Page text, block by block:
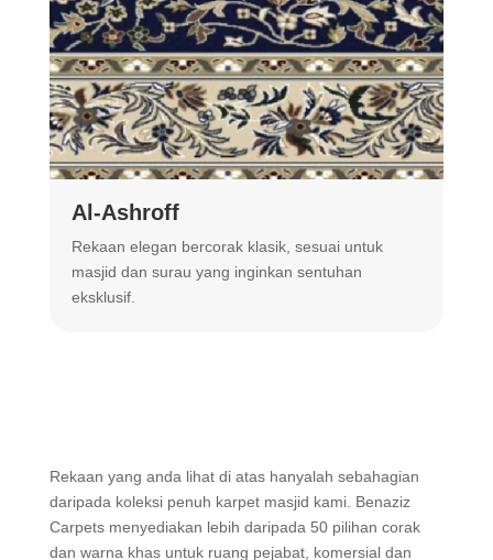
Al-Ashroff
Rekaan elegan bercorak klasik, sesuai untuk
masjid dan surau yang inginkan sentuhan
eksklusif.
Rekaan yang anda lihat di atas hanyalah sebahagian
daripada koleksi penuh karpet masjid kami. Benaziz
Carpets menyediakan lebih daripada 50 pilihan corak
dan warna khas untuk ruang pejabat, komersial dan